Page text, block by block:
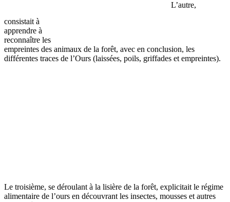
L’autre,
consistait à
apprendre à
reconnaître les
empreintes des animaux de la forêt, avec en conclusion, les
différentes traces de l’Ours (laissées, poils, griffades et empreintes).
Le troisième, se déroulant à la lisière de la forêt, explicitait le régime
alimentaire de l’ours en découvrant les insectes, mousses et autres